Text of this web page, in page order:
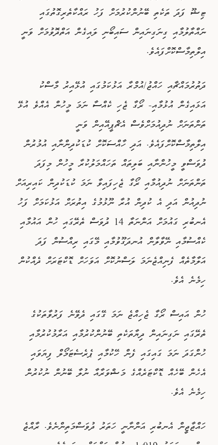
ޓިޝޫ ފަދަ ތަކެތި ބޭނުންކުރުމަށް ފަހު ރައްކާތެރިގޮތުގައި
ނައްތާލުމާއި ގިނަގިނައިން ސައިބޯނި ލައިގެން އަތްދޮވުމަށް ވަނީ
އިލްތިމާސްކޮށްފައެވެ.
ދަތުރުމައްޗާއި ހައްޖު/އުމްރާ އަޅުކަމުގައި އުޅޭއިރު މާސްކު
އަޅައިގެން އުޅުމާއި- ރޯގާ ޖެހި ކެއްސާ ނަމަ މީހުން އެއްވެ އުޅޭ
ތަންތަނަށް ނުދިއުމަށްވެސް އެޗްޕީއޭއިން ވަނީ
އިލްތިމާސްކޮށްފައެވެ. އަދި ހާއްސަކޮށް ކުޑަކުދިންނާއި އުމުރުން
ދުވަސްވީ މީހުންނާއި ބަލިތައް ތަހައްމަލުކުރާ މީހުން މިފަދަ
ތަންތަނަށް ނުދިއުމާއި ރޯގާ ޖެހިފައިވާ ނަމަ ކުޑަކުދިން ކައިރިއަށް
ނުދިއުން އަދި އެ ކުދިން އުރާ ނޫޅުމުގެ އިތުރަށް އަޅުކަމަށް ފަހު
އެނބުރި ގައުމަށް އަންނަތާ 14 ދުވަސް ތެރޭގައި ހުން އައުމާއި
ކެއްސުމާއި ނޭވާލާން އުނދަގޫވުމާއި މޭގައި ރިއްސުން ފަދަ
އަލާމާތެއް ފެނިއްޖެނަމަ ލަސްނުކޮށް އަވަހަށް ޑޮކްޓަރަށް ދެއްކުން
ހިމެނެ އެވެ.
ހުން އައިސް ރޯގާ ޖެހިއްޖެ ނަމަ ގޭގައި ދެވޭނެ ފަރުވާތަކުގެ
ތެރޭގައި ނަގިނައިން ދިޔާތަކެތި ބޭނުންކުރުމާއި އަރާމުކުރުމާއި
ހުންގަދަ ނަމަ ގައިގައި ފެން ހޭކުމާއި ޕެރެސެޓަމޯލް ފިޔަވައި
އެހެން ބޭހެއް ޑޮކްޓަރެއްގެ މަޝްވަރާއާ ނުލާ ބޭނުން ނުކުރުން
ހިމެނެ އެވެ.
ހައްޖާޖީން އެނބުރި އަންނާނީ ހަތަރު ދުވަސްމަތިންނެވެ. ރާއްޖެ